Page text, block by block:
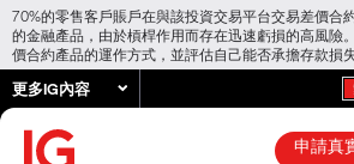
70%的零售客戶賬戶在與該投資交易平台交易差價合
的金融產品，由於槓桿作用而存在迅速虧損的高風險
價合約產品的運作方式，並評估自己能否承擔存款損
更多IG內容
申請真